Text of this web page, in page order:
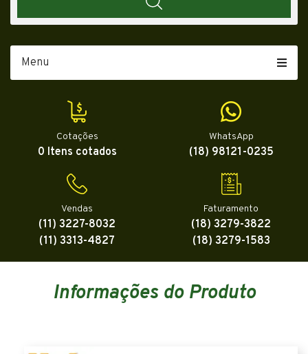
Menu
Cotações
0 Itens cotados
WhatsApp
(18) 98121-0235
Vendas
(11) 3227-8032
(11) 3313-4827
Faturamento
(18) 3279-3822
(18) 3279-1583
Informações do Produto